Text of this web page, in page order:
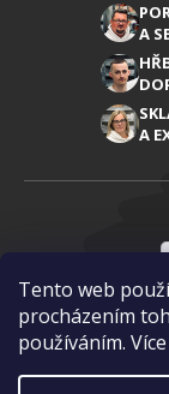
Tento web
procházením
používáním.
Reklamáce
Zpracování
A
A
Visa